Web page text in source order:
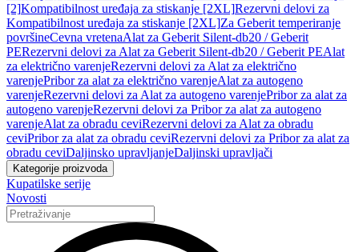
[2]Kompatibilnost uređaja za stiskanje [2XL]Rezervni delovi za
Kompatibilnost uređaja za stiskanje [2XL]Za Geberit temperiranje
površineCevna vretenaAlat za Geberit Silent-db20 / Geberit
PERezervni delovi za Alat za Geberit Silent-db20 / Geberit PEAlat
za električno varenjeRezervni delovi za Alat za električno
varenjePribor za alat za električno varenjeAlat za autogeno
varenjeRezervni delovi za Alat za autogeno varenjePribor za alat za
autogeno varenjeRezervni delovi za Pribor za alat za autogeno
varenjeAlat za obradu ceviRezervni delovi za Alat za obradu
ceviPribor za alat za obradu ceviRezervni delovi za Pribor za alat za
obradu ceviDaljinsko upravljanjeDaljinski upravljači
Kategorije proizvoda
Kupatilske serije
Novosti